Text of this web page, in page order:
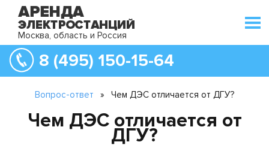
Москва, область и Россия
8 (495) 150-15-64
Вопрос-ответ » Чем ДЭС отличается от ДГУ?
Чем ДЭС отличается от
ДГУ?